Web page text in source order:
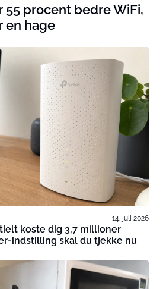
55 procent bedre WiFi,
en hage
14. juli 2026
koste dig 3,7 millioner
indstilling skal du tjekke nu